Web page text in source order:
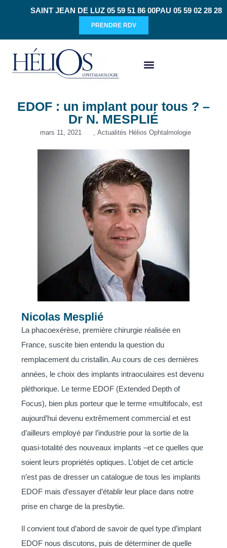
SAINT JEAN DE LUZ 05 59 51 86 00PAU 05 59 02 28 28
PRENDRE RDV
EDOF : un implant pour tous ? –
Dr N. MESPLIÉ
mars 11, 2021 , Actualités Hélios Ophtalmologie
Nicolas Mesplié
La phacoexérèse, première chirurgie réalisée en
France, suscite bien entendu la question du
remplacement du cristallin. Au cours de ces dernières
années, le choix des implants intraoculaires est devenu
pléthorique. Le terme EDOF (Extended Depth of
Focus), bien plus porteur que le terme «multifocal», est
aujourd’hui devenu extrêmement commercial et est
d’ailleurs employé par l’industrie pour la sortie de la
quasi-totalité des nouveaux implants –et ce quelles que
soient leurs propriétés optiques. L’objet de cet article
n’est pas de dresser un catalogue de tous les implants
EDOF mais d’essayer d’établir leur place dans notre
prise en charge de la presbytie.
Il convient tout d’abord de savoir de quel type d’implant
EDOF nous discutons, puis de déterminer de quelle